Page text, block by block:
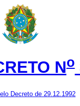
No
Decreto de 29.12.1992